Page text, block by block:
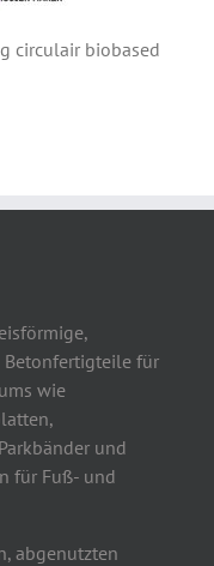
circulair biobased
Betonfertigteile für
wie
und
für Fuß- und
abgenutzten